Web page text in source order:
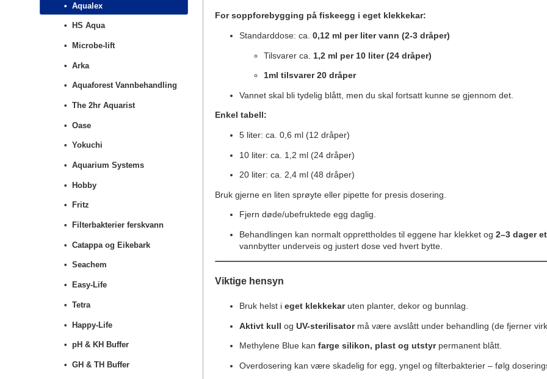
For soppforebygging på fiskeegg i eget klekkekar:
Standarddose: ca.0,12 ml per liter vann (2-3 dråper)
Tilsvarer ca. 1,2 ml per 10 liter (24 dråper)
1ml tilsvarer 20 dråper
Vannet skal bli tydelig blått, men du skal fortsatt kunne se gjennom det.
Enkel tabell:
5 liter: ca. 0,6 ml (12 dråper)
10 liter: ca. 1,2 ml (24 dråper)
20 liter: ca. 2,4 ml (48 dråper)
Bruk gjerne en liten sprøyte eller pipette for presis dosering.
Fjern døde/ubefruktede egg daglig.
Behandlingen kan normalt opprettholdes til eggene har klekket og2–3 dager
vannbytter underveis og justert dose ved hvert bytte.
Viktige hensyn
Bruk helst ieget klekkekaruten planter, dekor og bunnlag.
Aktivt kull ogUV-sterilisatormå være avslått under behandling (de fjerner
Methylene Blue kanfarge silikon, plast og utstyrpermanent blått.
Overdosering kan være skadelig for egg, yngel og filterbakterier – følg
Aqualex
HS Aqua
Microbe-lift
Arka
Aquaforest Vannbehandling
The 2hr Aquarist
Oase
Yokuchi
Aquarium Systems
Hobby
Fritz
Filterbakterier ferskvann
Catappa og Eikebark
Seachem
Easy-Life
Tetra
Happy-Life
pH & KH Buffer
GH & TH Buffer